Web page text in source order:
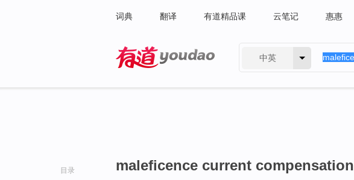
词典 翻译 有道精品课 云笔记 惠惠
中英
目录 maleficence current compensation